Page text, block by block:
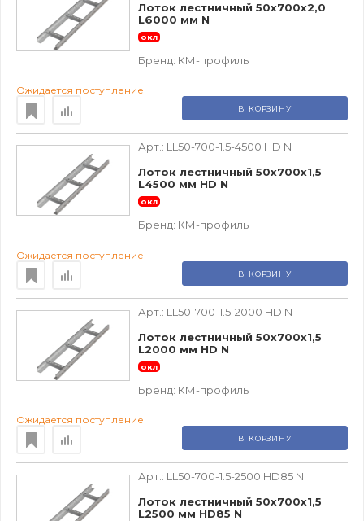
Лоток лестничный 50х700х2,0
L6000 мм N
окл
Бренд: КМ-профиль
Ожидается поступление
В КОРЗИНУ
Арт.: LL50-700-1.5-4500 HD N
Лоток лестничный 50х700х1,5
L4500 мм HD N
окл
Бренд: КМ-профиль
Ожидается поступление
В КОРЗИНУ
Арт.: LL50-700-1.5-2000 HD N
Лоток лестничный 50х700х1,5
L2000 мм HD N
окл
Бренд: КМ-профиль
Ожидается поступление
В КОРЗИНУ
Арт.: LL50-700-1.5-2500 HD85 N
Лоток лестничный 50х700х1,5
L2500 мм HD85 N